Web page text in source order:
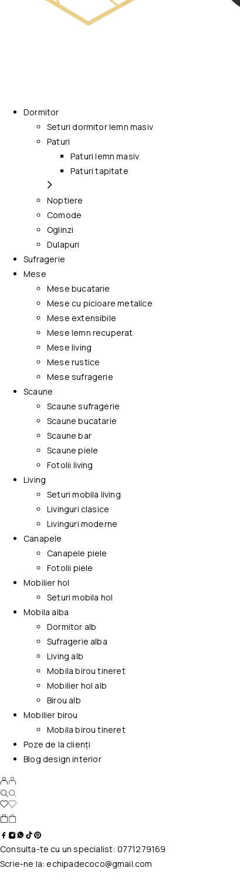
Dormitor
Seturi dormitor lemn masiv
Paturi
Paturi lemn masiv
Paturi tapitate
Noptiere
Comode
Oglinzi
Dulapuri
Sufragerie
Mese
Mese bucatarie
Mese cu picioare metalice
Mese extensibile
Mese lemn recuperat
Mese living
Mese rustice
Mese sufragerie
Scaune
Scaune sufragerie
Scaune bucatarie
Scaune bar
Scaune piele
Fotolii living
Living
Seturi mobila living
Livinguri clasice
Livinguri moderne
Canapele
Canapele piele
Fotolii piele
Mobilier hol
Seturi mobila hol
Mobila alba
Dormitor alb
Sufragerie alba
Living alb
Mobila birou tineret
Mobilier hol alb
Birou alb
Mobilier birou
Mobila birou tineret
Poze de la clienți
Blog design interior
Consulta-te cu un specialist: 0771279169
Scrie-ne la:echipadecoco@gmail.com